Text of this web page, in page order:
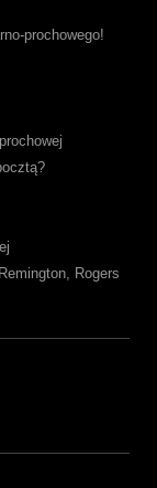
prochowego!
Rogers